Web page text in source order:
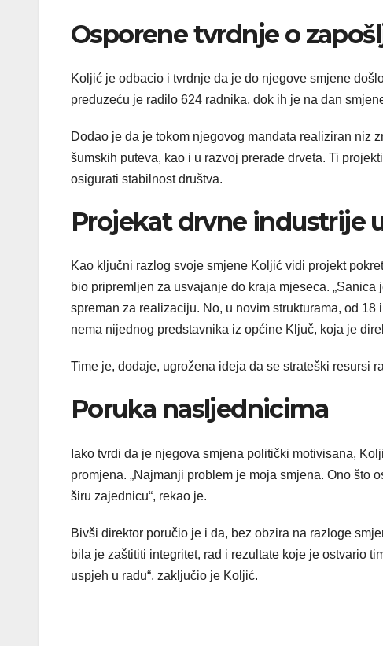
Osporene tvrdnje o
Koljić je odbacio i tvrdnje da je do njegove smjene
preduzeću je radilo 624 radnika, dok ih je na dan
Dodao je da je tokom njegovog mandata realiziran niz
šumskih puteva, kao i u razvoj prerade drveta. Ti
osigurati stabilnost društva.
Projekat drvne industrije
Kao ključni razlog svoje smjene Koljić vidi projekt
bio pripremljen za usvajanje do kraja mjeseca.
spreman za realizaciju. No, u novim strukturama, od
nema nijednog predstavnika iz općine Ključ, koja je
Time je, dodaje, ugrožena ideja da se strateški resursi
Poruka nasljednicima
Iako tvrdi da je njegova smjena politički motivisana,
promjena. „Najmanji problem je moja smjena. Ono što
širu zajednicu“, rekao je.
Bivši direktor poručio je i da, bez obzira na razloge
bila je zaštititi integritet, rad i rezultate koje je ostvario
uspjeh u radu“, zaključio je Koljić.